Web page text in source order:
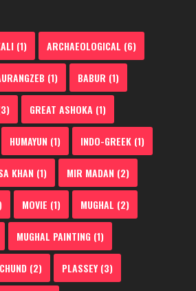
(1) ARCHAEOLOGICAL (6)
(1) BABUR (1)
GREAT ASHOKA (1)
HUMAYUN (1) INDO-GREEK (1)
KHAN (1) MIR MADAN (2)
MOVIE (1) MUGHAL (2)
MUGHAL PAINTING (1)
(2) PLASSEY(3)